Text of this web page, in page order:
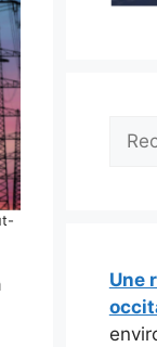
Une